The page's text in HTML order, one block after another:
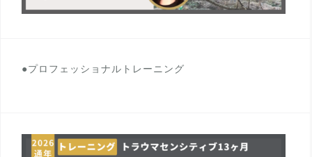
●プロフェッショナルトレーニング